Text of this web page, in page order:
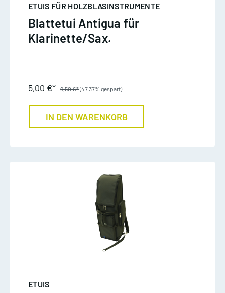
ETUIS FÜR HOLZBLASINSTRUMENTE
Blattetui Antigua für
Klarinette/Sax.
5,00 €* 9,50 €*(47.37% gespart)
IN DEN WARENKORB
ETUIS